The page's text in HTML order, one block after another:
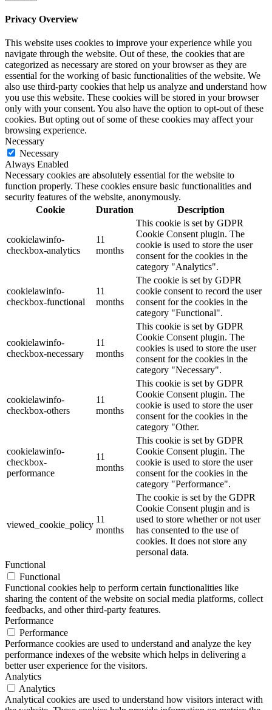
Privacy Overview
This website uses cookies to improve your experience while you
navigate through the website. Out of these, the cookies that are
categorized as necessary are stored on your browser as they are
essential for the working of basic functionalities of the website. We
also use third-party cookies that help us analyze and understand how
you use this website. These cookies will be stored in your browser
only with your consent. You also have the option to opt-out of these
cookies. But opting out of some of these cookies may affect your
browsing experience.
Necessary
Necessary
Always Enabled
Necessary cookies are absolutely essential for the website to
function properly. These cookies ensure basic functionalities and
security features of the website, anonymously.
Cookie
Duration Description
cookielawinfo-
checkbox-analytics
11
months
This cookie is set by GDPR
Cookie Consent plugin. The
cookie is used to store the user
consent for the cookies in the
category "Analytics".
cookielawinfo-
checkbox-functional
11
months
The cookie is set by GDPR
cookie consent to record the user
consent for the cookies in the
category "Functional".
cookielawinfo-
checkbox-necessary
11
months
This cookie is set by GDPR
Cookie Consent plugin. The
cookies is used to store the user
consent for the cookies in the
category "Necessary".
cookielawinfo-
checkbox-others
11
months
This cookie is set by GDPR
Cookie Consent plugin. The
cookie is used to store the user
consent for the cookies in the
category "Other.
cookielawinfo-
checkbox-
performance
11
months
This cookie is set by GDPR
Cookie Consent plugin. The
cookie is used to store the user
consent for the cookies in the
category "Performance".
viewed_cookie_policy
11
months
The cookie is set by the GDPR
Cookie Consent plugin and is
used to store whether or not user
has consented to the use of
cookies. It does not store any
personal data.
Functional
Functional
Functional cookies help to perform certain functionalities like
sharing the content of the website on social media platforms, collect
feedbacks, and other third-party features.
Performance
Performance
Performance cookies are used to understand and analyze the key
performance indexes of the website which helps in delivering a
better user experience for the visitors.
Analytics
Analytics
Analytical cookies are used to understand how visitors interact with